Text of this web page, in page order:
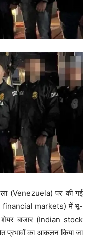
(Venezuela) पर की गई
financial markets) में भू-
शेयर बाजार (Indian stock
प्रभावों का आकलन किया जा